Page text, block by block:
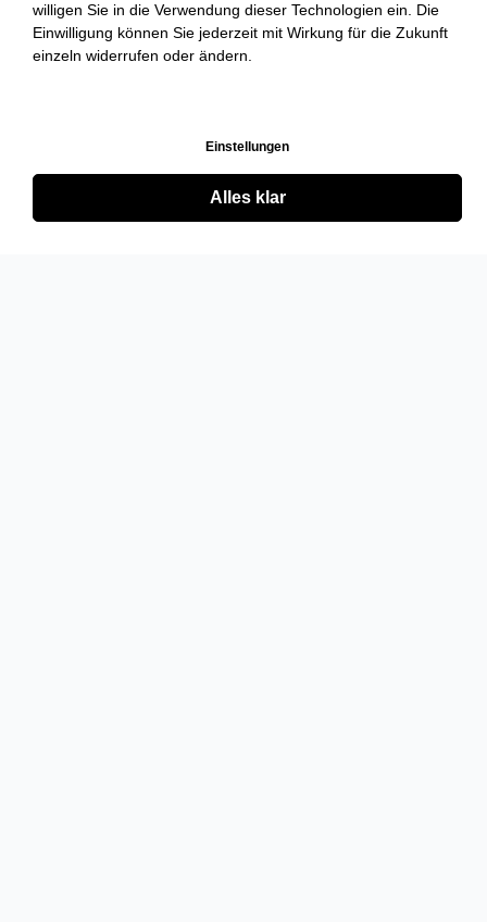
willigen Sie in die Verwendung dieser Technologien ein. Die
Einwilligung können Sie jederzeit mit Wirkung für die Zukunft
einzeln widerrufen oder ändern.
Einstellungen
Alles klar